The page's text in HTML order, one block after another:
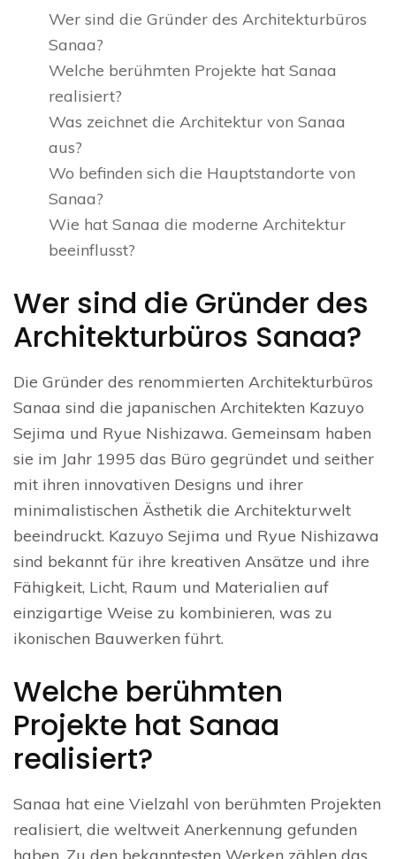
Wer sind die Gründer des Architekturbüros
Sanaa?
Welche berühmten Projekte hat Sanaa
realisiert?
Was zeichnet die Architektur von Sanaa
aus?
Wo befinden sich die Hauptstandorte von
Sanaa?
Wie hat Sanaa die moderne Architektur
beeinflusst?
Wer sind die Gründer des
Architekturbüros Sanaa?
Die Gründer des renommierten Architekturbüros
Sanaa sind die japanischen Architekten Kazuyo
Sejima und Ryue Nishizawa. Gemeinsam haben
sie im Jahr 1995 das Büro gegründet und seither
mit ihren innovativen Designs und ihrer
minimalistischen Ästhetik die Architekturwelt
beeindruckt. Kazuyo Sejima und Ryue Nishizawa
sind bekannt für ihre kreativen Ansätze und ihre
Fähigkeit, Licht, Raum und Materialien auf
einzigartige Weise zu kombinieren, was zu
ikonischen Bauwerken führt.
Welche berühmten
Projekte hat Sanaa
realisiert?
Sanaa hat eine Vielzahl von berühmten Projekten
realisiert, die weltweit Anerkennung gefunden